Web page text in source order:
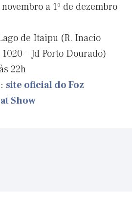
a 1º de dezembro
de Itaipu (R. Inacio
– Jd Porto Dourado)
22h
site oficial do Foz
Show